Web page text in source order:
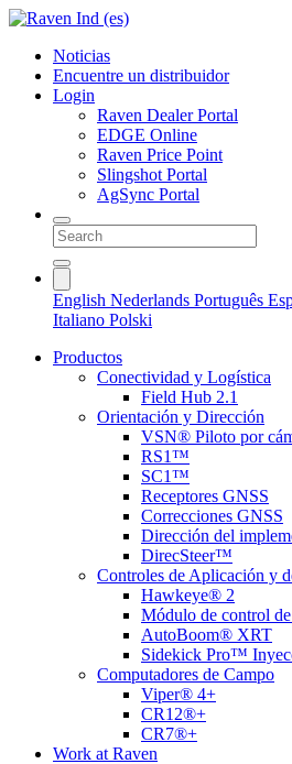
Noticias
Encuentre un distribuidor
Login
Raven Dealer Portal
EDGE Online
Raven Price Point
Slingshot Portal
AgSync Portal
English Nederlands Português
Italiano Polski
Productos
Conectividad y Logística
Field Hub 2.1
Orientación y Dirección
VSN® Piloto por
RS1™
SC1™
Receptores GNSS
Correcciones GNSS
Dirección del
DirecSteer™
Controles de Aplicación y
Hawkeye® 2
Módulo de control de
AutoBoom® XRT
Sidekick Pro™
Computadores de Campo
Viper® 4+
CR12®+
CR7®+
Work at Raven